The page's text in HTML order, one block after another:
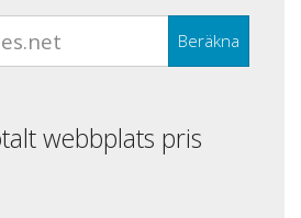
Beräkna
webbplats pris